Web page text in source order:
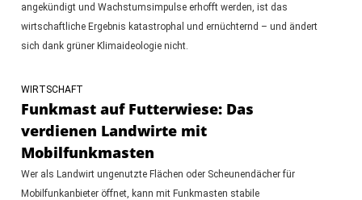
angekündigt und Wachstumsimpulse erhofft werden, ist das
wirtschaftliche Ergebnis katastrophal und ernüchternd – und ändert
sich dank grüner Klimaideologie nicht.
WIRTSCHAFT
Funkmast auf Futterwiese: Das
verdienen Landwirte mit
Mobilfunkmasten
Wer als Landwirt ungenutzte Flächen oder Scheunendächer für
Mobilfunkanbieter öffnet, kann mit Funkmasten stabile